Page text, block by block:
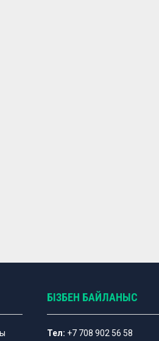
БІЗБЕН БАЙЛАНЫС
Тел: +7 708 902 56 58